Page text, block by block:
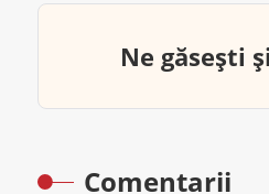
Ne găsești
Comentarii